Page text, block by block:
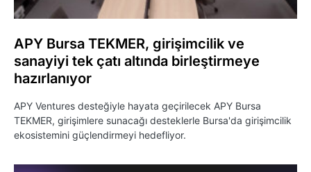
APY Bursa TEKMER, girişimcilik ve
sanayiyi tek çatı altında birleştirmeye
hazırlanıyor
APY Ventures desteğiyle hayata geçirilecek APY Bursa
TEKMER, girişimlere sunacağı desteklerle Bursa'da girişimcilik
ekosistemini güçlendirmeyi hedefliyor.